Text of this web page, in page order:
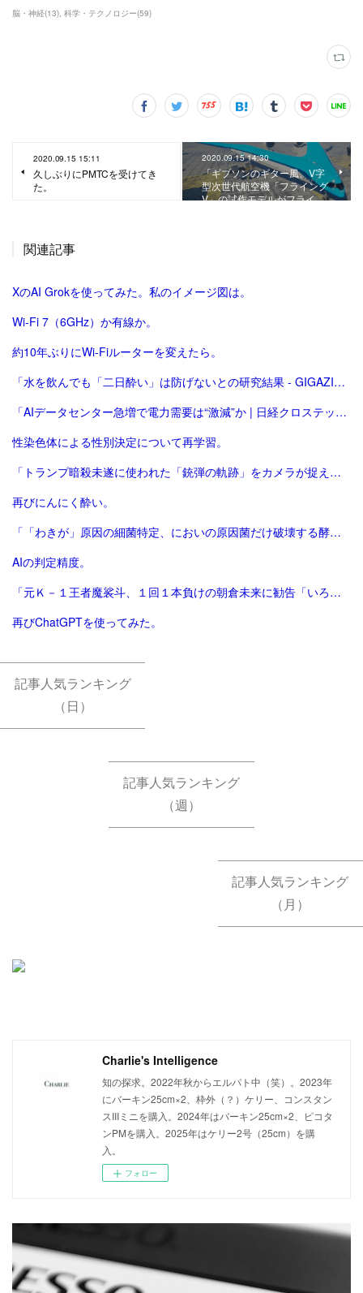
脳・神経(13) 科学・テクノロジー(59)
2020.09.15 15:11
久しぶりにPMTCを受けてき
た。
2020.09.15 14:30
「ギブソンのギター風、V字
型次世代航空機「フライング
V」の試作モデルがフライ…
関連記事
XのAI Grokを使ってみた。私のイメージ図は。
Wi-Fi 7（6GHz）か有線か。
約10年ぶりにWi-Fiルーターを変えたら。
「水を飲んでも「二日酔い」は防げないとの研究結果 - GIGAZINE」
「AIデータセンター急増で電力需要は“激減”か | 日経クロステック（xTECH）」
性染色体による性別決定について再学習。
「トランプ暗殺未遂に使われた「銃弾の軌跡」をカメラが捉えていた | クーリエ・ジャポン」
再びにんにく酔い。
「「わきが」原因の細菌特定、においの原因菌だけ破壊する酵素の合成にも成功 : 読売新聞」
AIの判定精度。
「元Ｋ－１王者魔裟斗、１回１本負けの朝倉未来に勧告「いろんなことやってたら勝てないよ」 - 格闘技 : 日刊スポーツ」
再びChatGPTを使ってみた。
記事人気ランキング
（日）
記事人気ランキング
（週）
記事人気ランキング
（月）
Charlie's Intelligence
知の探求。2022年秋からエルパト中（笑）。2023年
にバーキン25cm×2、枠外（？）ケリー、コンスタン
スIIIミニを購入。2024年はバーキン25cm×2、ピコタ
ンPMを購入。2025年はケリー2号（25cm）を購
入。
フォロー